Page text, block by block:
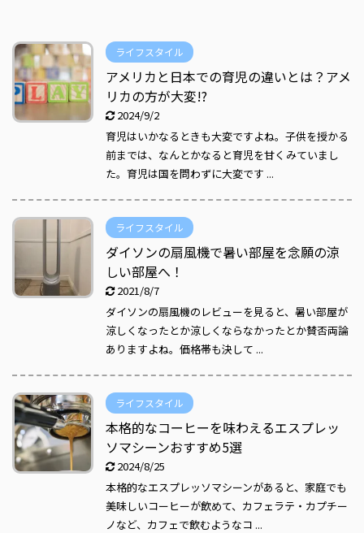
ライフスタイル
アメリカと日本での育児の違いとは？アメ
リカの方が大変!?
2024/9/2
育児はいかなるときも大変ですよね。子供を授かる
前までは、なんとかなると育児を甘くみていまし
た。育児は国を問わずに大変です ...
ライフスタイル
ダイソンの扇風機で暑い部屋を念願の涼
しい部屋へ！
2021/8/7
ダイソンの扇風機のレビューを見ると、暑い部屋が
涼しくなったとか涼しくならなかったとか賛否両論
ありますよね。価格帯も決して ...
ライフスタイル
本格的なコーヒーを味わえるエスプレッ
ソマシーンおすすめ5選
2024/8/25
本格的なエスプレッソマシーンがあると、家庭でも
美味しいコーヒーが飲めて、カフェラテ・カプチー
ノなど、カフェで飲むようなコ ...